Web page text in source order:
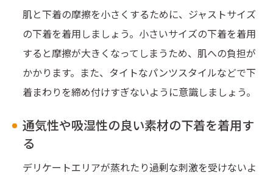
肌と下着の摩擦を小さくするために、ジャストサイズ
の下着を着用しましょう。小さいサイズの下着を着用
すると摩擦が大きくなってしまうため、肌への負担が
かかります。また、タイトなパンツスタイルなどで下
着まわりを締め付けすぎないように意識しましょう。
通気性や吸湿性の良い素材の下着を着用す
る
デリケートエリアが蒸れたり過剰な刺激を受けないよ